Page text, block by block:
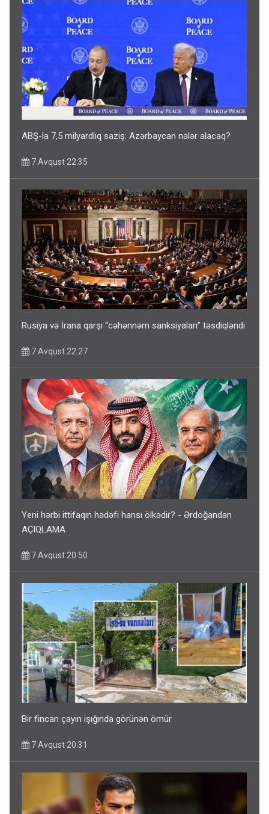
ABŞ-la 7,5 milyardlıq saziş: Azərbaycan nələr alacaq?
7 Avqust 22:35
Rusiya və İrana qarşı “cəhənnəm sanksiyaları” təsdiqləndi
7 Avqust 22:27
Yeni hərbi ittifaqın hədəfi hansı ölkədir? - Ərdoğandan
AÇIQLAMA
7 Avqust 20:50
Bir fincan çayın işığında görünən ömür
7 Avqust 20:31